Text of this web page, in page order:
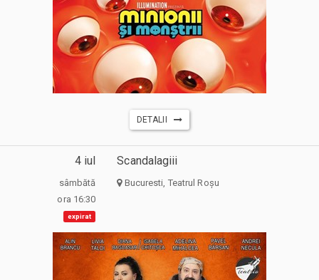
DETALII
4 iul
sâmbătă
ora 16:30
expirat
Scandalagiii
Bucuresti, Teatrul Roșu